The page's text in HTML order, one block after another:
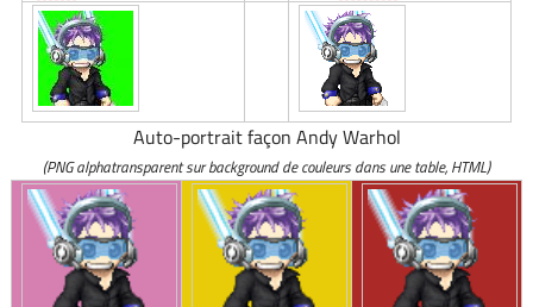
Auto-portrait façon Andy Warhol
(PNG alphatransparent sur background de couleurs dans une table, HTML)